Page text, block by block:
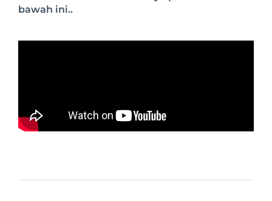
bawah ini..